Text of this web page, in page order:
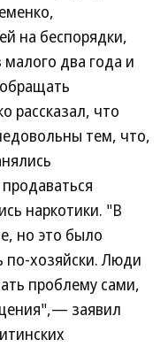
на беспорядки,
малого два года и
рассказал, что
тем, что,
наркотики. "В
но это было
по-хозяйски. Люди
проблему сами,
заявил